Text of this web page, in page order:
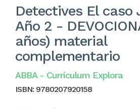
Detectives El caso
Año 2 -
años) material
complementario
ABBA - Curriculum Explora
ISBN: 9780207920158